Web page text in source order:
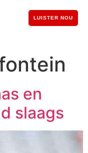
LUISTER NOU
en
slaags